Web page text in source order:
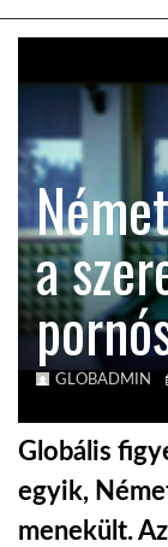
LATIN-AMERIKA
KÖZEL-KELET
AUSZTRÁLIA
A VILÁG ITTHON
a
GLOBADMIN
Globális
egyik,
menekült.